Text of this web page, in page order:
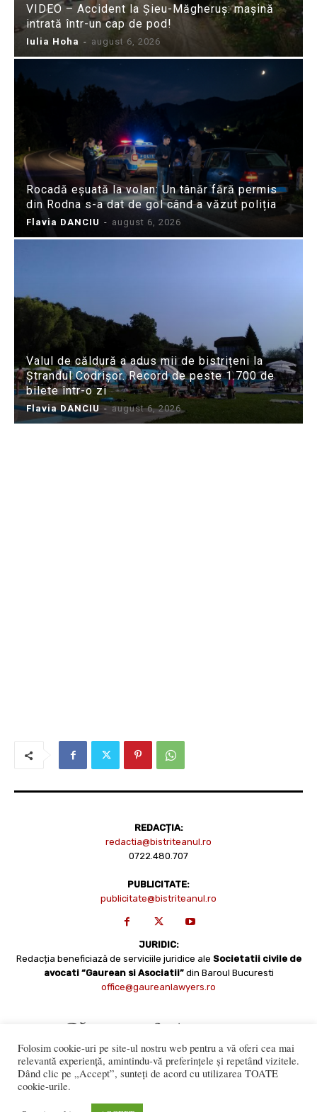
VIDEO – Accident la Șieu-Măgheruș: mașină
intrată într-un cap de pod!
Iulia Hoha - august 6, 2026
Rocadă eșuată la volan: Un tânăr fără permis
din Rodna s-a dat de gol când a văzut poliția
Flavia DANCIU - august 6, 2026
Valul de căldură a adus mii de bistrițeni la
Ștrandul Codrișor. Record de peste 1.700 de
bilete într-o zi
Flavia DANCIU - august 6, 2026
REDACȚIA:
redactia@bistriteanul.ro
0722.480.707
PUBLICITATE:
publicitate@bistriteanul.ro
JURIDIC:
Redacția beneficiază de serviciile juridice ale Societatii civile de
avocati “Gaurean si Asociatii” din Baroul Bucuresti
office@gaureanlawyers.ro
Folosim cookie-uri pe site-ul nostru web pentru a vă oferi cea mai
relevantă experiență, amintindu-vă preferințele și repetând vizitele.
Dând clic pe „Accept”, sunteți de acord cu utilizarea TOATE
cookie-urile.